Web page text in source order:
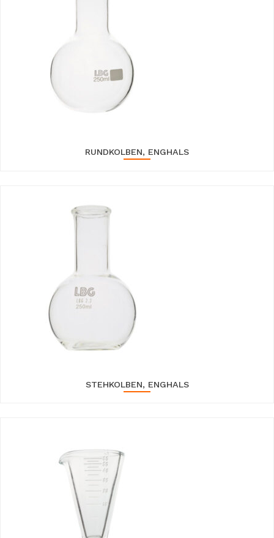
RUNDKOLBEN, ENGHALS
STEHKOLBEN, ENGHALS